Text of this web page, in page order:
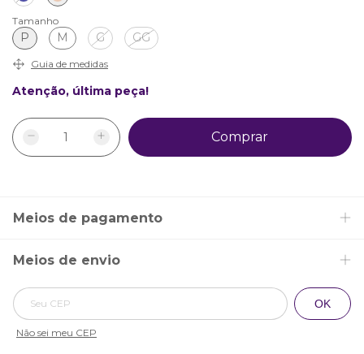
Tamanho
P M G GG
Guia de medidas
Atenção, última peça!
Meios de pagamento
Meios de envio
Entregas para o CEP: Alterar CEP
OK
Não sei meu CEP